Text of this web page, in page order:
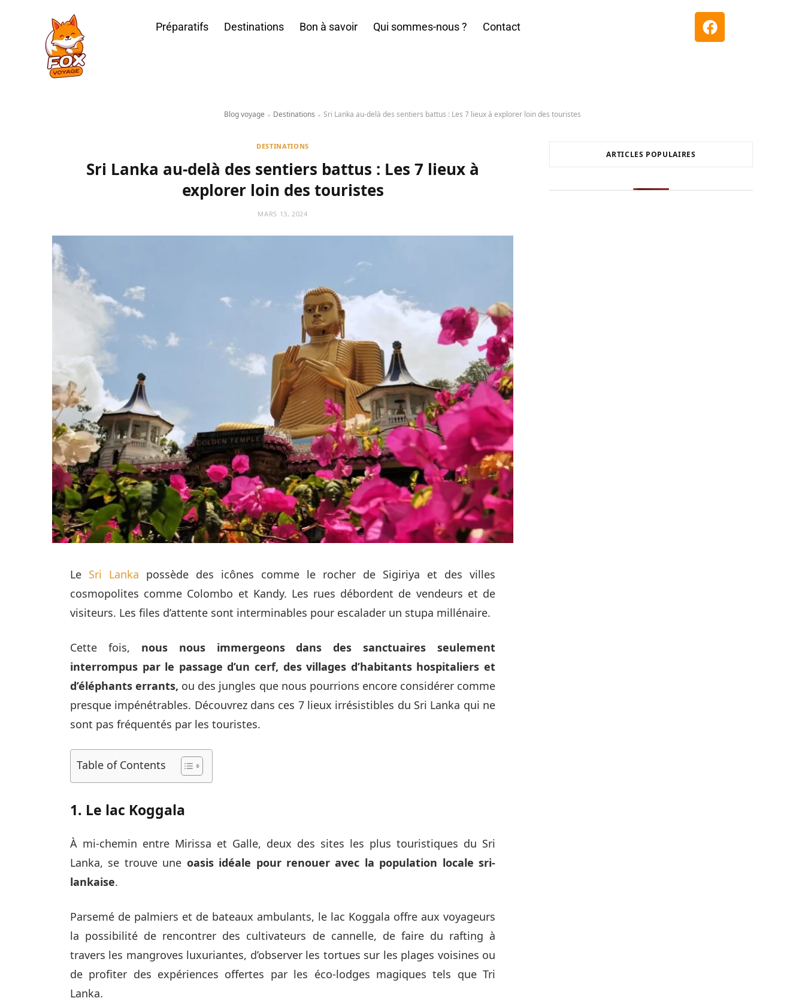
Préparatifs Destinations Bon à savoir Qui sommes-nous ? Contact
Blog voyage » Destinations » Sri Lanka au-delà des sentiers battus : Les 7 lieux à explorer loin des touristes
DESTINATIONS
Sri Lanka au-delà des sentiers battus : Les 7 lieux à
explorer loin des touristes
MARS 13, 2024
Le Sri Lanka possède des icônes comme le rocher de Sigiriya et des villes
cosmopolites comme Colombo et Kandy. Les rues débordent de vendeurs et de
visiteurs. Les files d’attente sont interminables pour escalader un stupa millénaire.
Cette fois, nous nous immergeons dans des sanctuaires seulement
interrompus par le passage d’un cerf, des villages d’habitants hospitaliers et
d’éléphants errants, ou des jungles que nous pourrions encore considérer comme
presque impénétrables. Découvrez dans ces 7 lieux irrésistibles du Sri Lanka qui ne
sont pas fréquentés par les touristes.
Table of Contents
1. Le lac Koggala
À mi-chemin entre Mirissa et Galle, deux des sites les plus touristiques du Sri
Lanka, se trouve une oasis idéale pour renouer avec la population locale sri-
lankaise.
Parsemé de palmiers et de bateaux ambulants, le lac Koggala offre aux voyageurs
la possibilité de rencontrer des cultivateurs de cannelle, de faire du rafting à
travers les mangroves luxuriantes, d’observer les tortues sur les plages voisines ou
de profiter des expériences offertes par les éco-lodges magiques tels que Tri
Lanka.
ARTICLES POPULAIRES